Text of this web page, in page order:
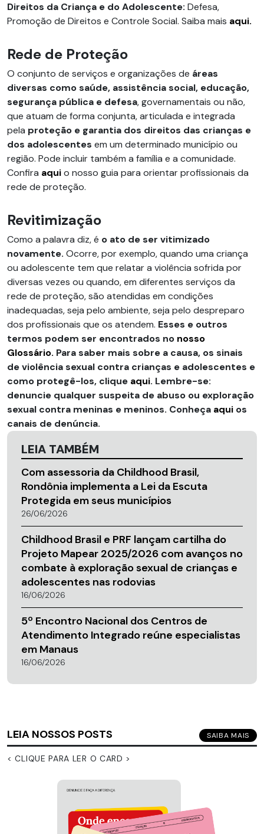
Direitos da Criança e do Adolescente: Defesa,
Promoção de Direitos e Controle Social. Saiba mais aqui.
Rede de Proteção
O conjunto de serviços e organizações de áreas
diversas como saúde, assistência social, educação,
segurança pública e defesa, governamentais ou não,
que atuam de forma conjunta, articulada e integrada
pela proteção e garantia dos direitos das crianças e
dos adolescentes em um determinado município ou
região. Pode incluir também a família e a comunidade.
Confira aquio nosso guia para orientar profissionais da
rede de proteção.
Revitimização
Como a palavra diz, é o ato de ser vitimizado
novamente. Ocorre, por exemplo, quando uma criança
ou adolescente tem que relatar a violência sofrida por
diversas vezes ou quando, em diferentes serviços da
rede de proteção, são atendidas em condições
inadequadas, seja pelo ambiente, seja pelo despreparo
dos profissionais que os atendem. Esses e outros
termos podem ser encontrados no nosso
Glossário. Para saber mais sobre a causa, os sinais
de violência sexual contra crianças e adolescentes e
como protegê-los, clique aqui. Lembre-se:
denuncie qualquer suspeita de abuso ou exploração
sexual contra meninas e meninos. Conheça aqui os
canais de denúncia.
LEIA TAMBÉM
Com assessoria da Childhood Brasil,
Rondônia implementa a Lei da Escuta
Protegida em seus municípios
26/06/2026
Childhood Brasil e PRF lançam cartilha do
Projeto Mapear 2025/2026 com avanços no
combate à exploração sexual de crianças e
adolescentes nas rodovias
16/06/2026
5º Encontro Nacional dos Centros de
Atendimento Integrado reúne especialistas
em Manaus
16/06/2026
LEIA NOSSOS POSTS SAIBA MAIS
< CLIQUE PARA LER O CARD >